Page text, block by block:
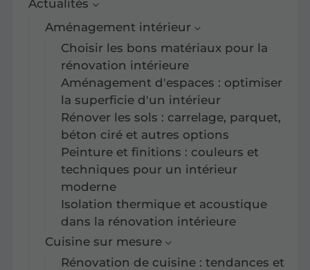
Actualités
Aménagement intérieur
Choisir les bons matériaux pour la
rénovation intérieure
Aménagement d'espaces : optimiser
la superficie d'un intérieur
Rénover les sols : carrelage, parquet,
béton ciré et autres options
Peinture et finitions : couleurs et
techniques pour un intérieur
moderne
Isolation thermique et acoustique
dans la rénovation intérieure
Cuisine sur mesure
Rénovation de cuisine : tendances et